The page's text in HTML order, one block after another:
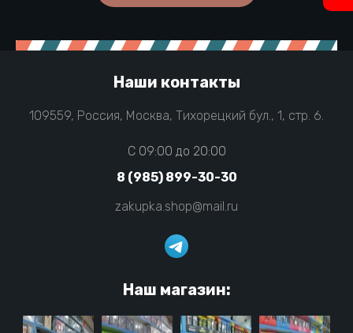
Наши контакты
109559, Россия, Москва, Тихорецкий бул., 1, стр. 6.
C 09:00 до 20:00
8 (985) 899-30-30
zakupka.shop@mail.ru
Наш магазин: